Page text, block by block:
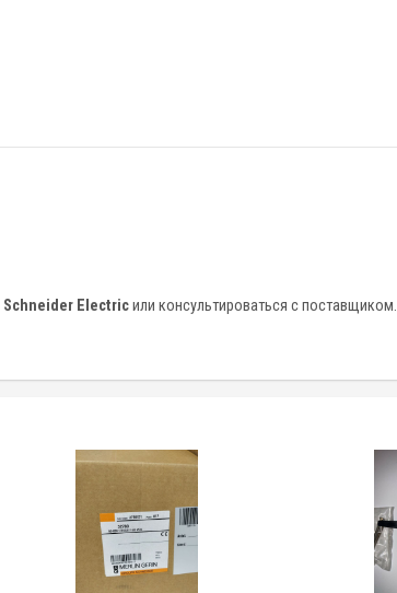
Schneider Electricили консультироваться с поставщиком.